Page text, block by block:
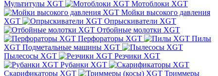
Мультитулы XGT
Мотоблоки XGT
Мойки высокого давления
XGT
Опрыскиватели XGT
Отбойные молотки XGT
Перфораторы XGT
Пилы
XGT Подметальные машины XGT
Пылесосы XGT
Резчики XGT
Рубанки XGT
Скарификаторы XGT
Триммеры